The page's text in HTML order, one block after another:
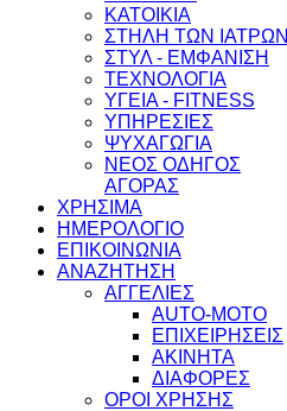
ΚΑΤΟΙΚΙΑ
ΣΤΗΛΗ ΤΩΝ ΙΑΤΡΩΝ
ΣΤΥΛ - ΕΜΦΑΝΙΣΗ
ΤΕΧΝΟΛΟΓΙΑ
ΥΓΕΙΑ - FITNESS
ΥΠΗΡΕΣΙΕΣ
ΨΥΧΑΓΩΓΙΑ
ΝΕΟΣ ΟΔΗΓΟΣ
ΑΓΟΡΑΣ
ΧΡΗΣΙΜΑ
ΗΜΕΡΟΛΟΓΙΟ
ΕΠΙΚΟΙΝΩΝΙΑ
ΑΝΑΖΗΤΗΣΗ
ΑΓΓΕΛΙΕΣ
AUTO-MOTO
ΕΠΙΧΕΙΡΗΣΕΙΣ
ΑΚΙΝΗΤΑ
ΔΙΑΦΟΡΕΣ
ΟΡΟΙ ΧΡΗΣΗΣ